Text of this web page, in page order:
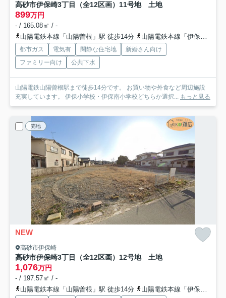
高砂市伊保崎3丁目（全12区画）11号地 土地
899万円
- / 165.08㎡ / -
山陽電鉄本線「山陽曽根」駅 徒歩14分
山陽電鉄本線「伊保」駅 徒歩14分
都市ガス 電気有 閑静な住宅地
新婚さん向け
ファミリー向け
公共下水
山陽電鉄山陽曽根駅まで徒歩14分です。 お買い物や外食など周辺施設
充実しています。 伊保小学校・伊保南小学校どちらか選択... もっと見る
売地
NEW
高砂市伊保崎
高砂市伊保崎3丁目（全12区画）12号地 土地
1,076万円
- / 197.57㎡ / -
山陽電鉄本線「山陽曽根」駅 徒歩14分
山陽電鉄本線「伊保」駅 徒歩14分